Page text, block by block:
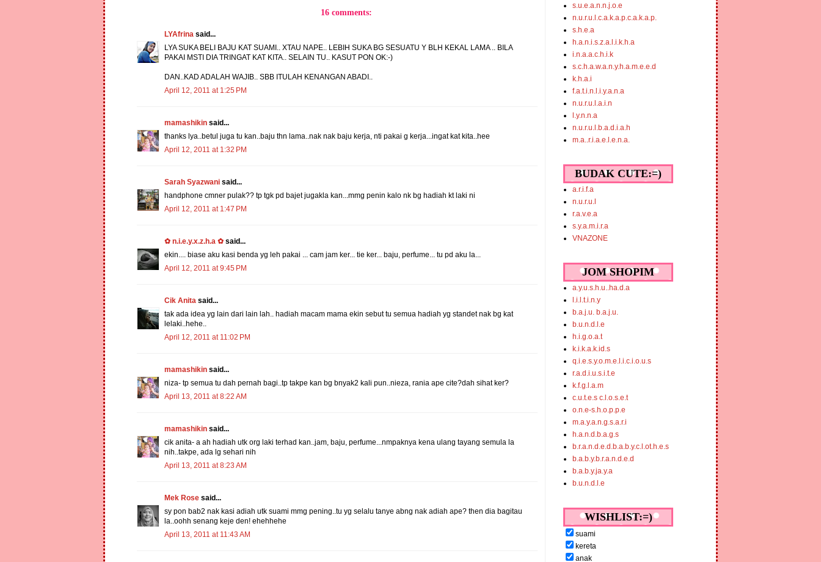
16 comments:
LYAfrina said...
LYA SUKA BELI BAJU KAT SUAMI.. XTAU NAPE.. LEBIH SUKA BG SESUATU Y BLH KEKAL LAMA .. BILA
PAKAI MSTI DIA TRINGAT KAT KITA.. SELAIN TU.. KASUT PON OK:-)
DAN..KAD ADALAH WAJIB.. SBB ITULAH KENANGAN ABADI..
April 12, 2011 at 1:25 PM
mamashikin said...
thanks lya..betul juga tu kan..baju thn lama..nak nak baju kerja, nti pakai g kerja...ingat kat kita..hee
April 12, 2011 at 1:32 PM
Sarah Syazwani said...
handphone cmner pulak?? tp tgk pd bajet jugakla kan...mmg penin kalo nk bg hadiah kt laki ni
April 12, 2011 at 1:47 PM
✿ n.i.e.y.x.z.h.a ✿ said...
ekin.... biase aku kasi benda yg leh pakai ... cam jam ker... tie ker... baju, perfume... tu pd aku la...
April 12, 2011 at 9:45 PM
Cik Anita said...
tak ada idea yg lain dari lain lah.. hadiah macam mama ekin sebut tu semua hadiah yg standet nak bg kat
lelaki..hehe..
April 12, 2011 at 11:02 PM
mamashikin said...
niza- tp semua tu dah pernah bagi..tp takpe kan bg bnyak2 kali pun..nieza, rania ape cite?dah sihat ker?
April 13, 2011 at 8:22 AM
mamashikin said...
cik anita- a ah hadiah utk org laki terhad kan..jam, baju, perfume...nmpaknya kena ulang tayang semula la
nih..takpe, ada lg sehari nih
April 13, 2011 at 8:23 AM
Mek Rose said...
sy pon bab2 nak kasi adiah utk suami mmg pening..tu yg selalu tanye abng nak adiah ape? then dia bagitau
la..oohh senang keje den! ehehhehe
April 13, 2011 at 11:43 AM
s.u.e.a.n.n.j.o.e
n.u.r.u.l.c.a.k.a.p.c.a.k.a.p.
s.h.e.a
h.a.n.i.s.z.a.l.i.k.h.a
i.n.a.a.c.h.i.k
s.c.h.a.w.a.n.y.h.a.m.e.e.d
k.h.a.i
f.a.t.i.n.l.i.y.a.n.a
n.u.r.u.l.a.i.n
l.y.n.n.a
n.u.r.u.l.b.a.d.i.a.h
m.a..r.i.a.e.l.e.n.a.
BUDAK CUTE:=)
a.r.i.f.a
n.u.r.u.l
r.a.v.e.a
s.y.a.m.i.r.a
VNAZONE
JOM SHOPIM
a.y.u.s.h.u..ha.d.a
l.i.l.t.i.n.y
b.a.j.u. b.a.j.u.
b.u.n.d.l.e
h.i.g.o.a.t
k.i.k.a.k.id.s
q.i.e.s.y.o.m.e.l.i.c.i.o.u.s
r.a.d.i.u.s.i.t.e
k.f.g.l.a.m
c.u.t.e.s c.l.o.s.e.t
o.n.e-s.h.o.p.p.e
m.a.y.a.n.g.s.a.r.i
h.a.n.d.b.a.g.s
b.r.a.n.d.e.d.b.a.b.y.c.l.ot.h.e.s
b.a.b.y.b.r.a.n.d.e.d
b.a.b.y.ja.y.a
b.u.n.d.l.e
WISHLIST:=)
suami
kereta
anak